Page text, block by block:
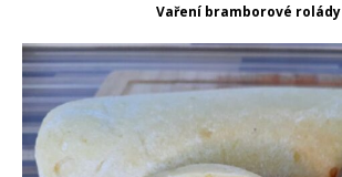
Vaření bramborové rolády